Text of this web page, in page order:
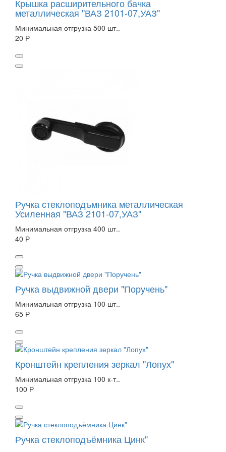
Крышка расширительного бачка
металлическая "ВАЗ 2101-07,УАЗ"
Минимальная отгрузка 500 шт..
20 Р
Ручка стеклоподъмника металлическая
Усиленная "ВАЗ 2101-07,УАЗ"
Минимальная отгрузка 400 шт..
40 Р
Ручка выдвижной двери "Поручень"
Минимальная отгрузка 100 шт..
65 Р
Кронштейн крепления зеркал "Лопух"
Минимальная отгрузка 100 к-т..
100 Р
Ручка стеклоподъёмника Цинк"